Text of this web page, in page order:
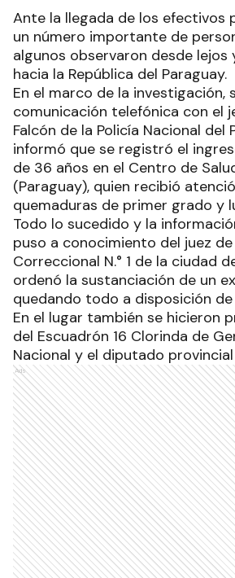
Ante la llegada de los efectivos
un número importante de
algunos observaron desde
hacia la República del Paraguay.
En el marco de la investigación,
comunicación telefónica con el
Falcón de la Policía Nacional del
informó que se registró el
de 36 años en el Centro de
(Paraguay), quien recibió
quemaduras de primer grado y
Todo lo sucedido y la
puso a conocimiento del juez
Correccional N.° 1 de la ciudad
ordenó la sustanciación de un
quedando todo a disposición
En el lugar también se hicieron
del Escuadrón 16 Clorinda de
Nacional y el diputado provincial
Ads